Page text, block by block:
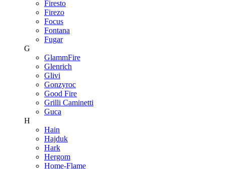
Firesto
Firezo
Focus
Fontana
Fugar
G
GlammFire
Glenrich
Glivi
Gonzyroc
Good Fire
Grilli Caminetti
Guca
H
Hain
Hajduk
Hark
Hergom
Home-Flame